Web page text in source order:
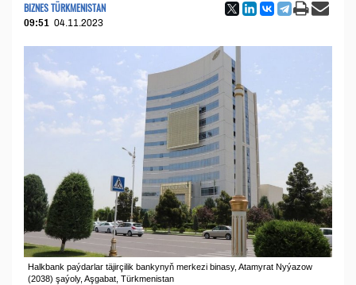
BIZNES TÜRKMENISTAN
09:51 04.11.2023
Halkbank paýdarlar täjirçilik bankynyň merkezi binasy, Atamyrat Nyýazow
(2038) şaýoly, Aşgabat, Türkmenistan